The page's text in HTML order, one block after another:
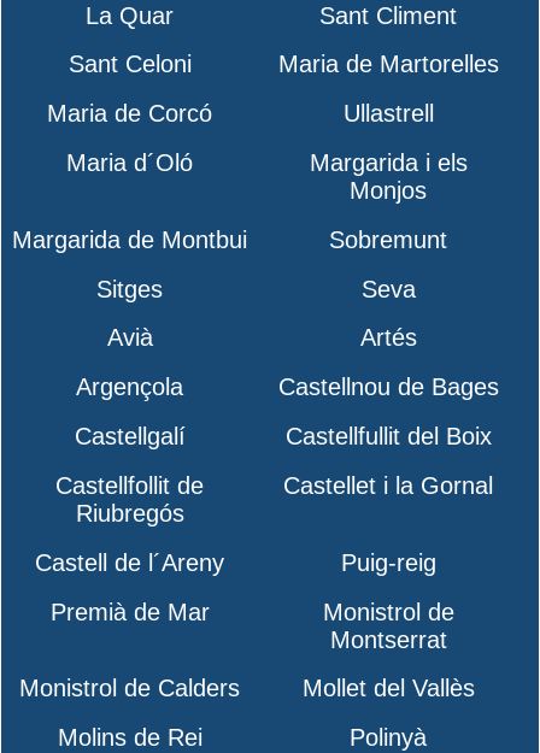
La Quar
Sant Climent
Sant Celoni
Maria de Martorelles
Maria de Corcó
Ullastrell
Maria d´Oló
Margarida i els
Monjos
Margarida de Montbui
Sobremunt
Sitges
Seva
Avià
Artés
Argençola
Castellnou de Bages
Castellgalí
Castellfullit del Boix
Castellfollit de
Riubregós
Castellet i la Gornal
Castell de l´Areny
Puig-reig
Premià de Mar
Monistrol de
Montserrat
Monistrol de Calders
Mollet del Vallès
Molins de Rei
Polinyà